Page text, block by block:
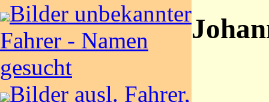
Bilder unbekannter
Fahrer - Namen
gesucht
Bilder ausl. Fahrer,